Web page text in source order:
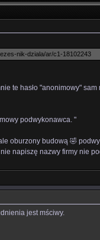
nik-dziala/ar/c1-18102243
te hasło "anonimowy" sam
podwykonawca. "
oburzony budową 🤣
napiszę nazwy firmy nie
jest mściwy.